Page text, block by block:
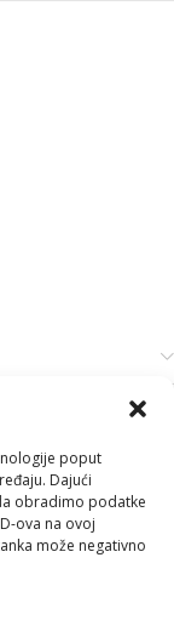
poput
Dajući
obradimo podatke
ova na ovoj
može negativno